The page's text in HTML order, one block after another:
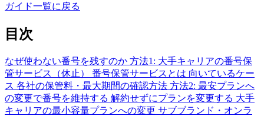
ガイド一覧に戻る
目次
なぜ使わない番号を残すのか 方法1: 大手キャリアの番号保
管サービス（休止） 番号保管サービスとは 向いているケー
ス 各社の保管料・最大期間の確認方法 方法2: 最安プランへ
の変更で番号を維持する 解約せずにプランを変更する 大手
キャリアの最小容量プランへの変更 サブブランド・オンラ